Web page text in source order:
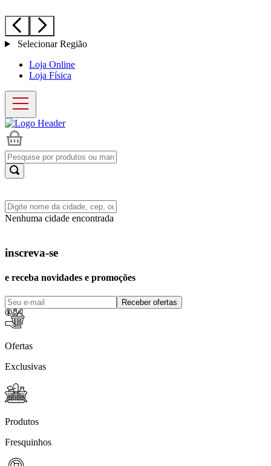
Selecionar Região
Loja Online
Loja Física
Nenhuma cidade encontrada
inscreva-se
e receba novidades e promoções
Receber ofertas
Ofertas
Exclusivas
Produtos
Fresquinhos